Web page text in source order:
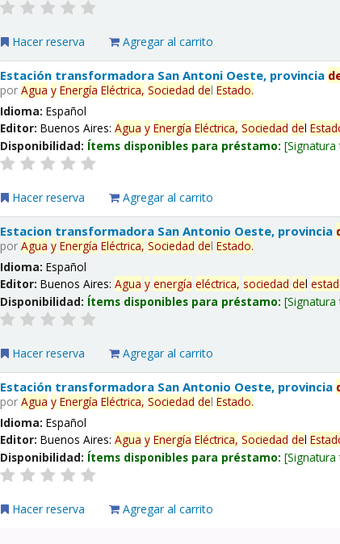
Hacer reserva Agregar al carrito
Estación transformadora San Antoni Oeste, provincia
porAgua y Energía Eléctrica, Sociedad delEstado.
Idioma:Español
Editor:Buenos Aires:Agua y Energía Eléctrica, Sociedad del
Disponibilidad: Ítems disponibles para préstamo:
Hacer reserva Agregar al carrito
Estacion transformadora San Antonio Oeste, provincia
porAgua y Energía Eléctrica, Sociedad delEstado.
Idioma:Español
Editor:Buenos Aires:Agua y energía eléctrica, sociedad del
Disponibilidad: Ítems disponibles para préstamo:
Hacer reserva Agregar al carrito
Estación transformadora San Antonio Oeste, provincia
porAgua y Energía Eléctrica, Sociedad delEstado.
Idioma:Español
Editor:Buenos Aires:Agua y Energía Eléctrica, Sociedad del
Disponibilidad: Ítems disponibles para préstamo:
Hacer reserva Agregar al carrito